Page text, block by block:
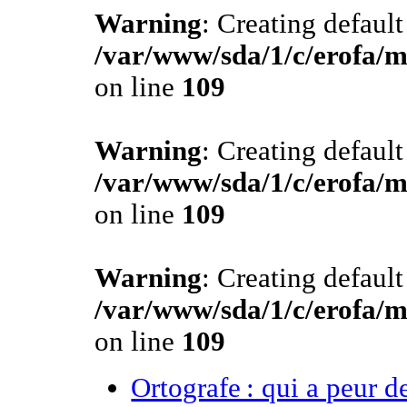
Warning: Creating
/var/www/sda/1/c/erofa/
on line 109
Warning: Creating
/var/www/sda/1/c/erofa/
on line 109
Warning: Creating
/var/www/sda/1/c/erofa/
on line 109
Ortografe : qui a peur